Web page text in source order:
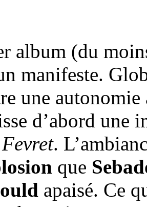
album (du
manifeste.
une
d’abord une
.
que
apaisé. Ce